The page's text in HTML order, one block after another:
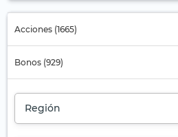
Acciones (1665)
Bonos (929)
Región